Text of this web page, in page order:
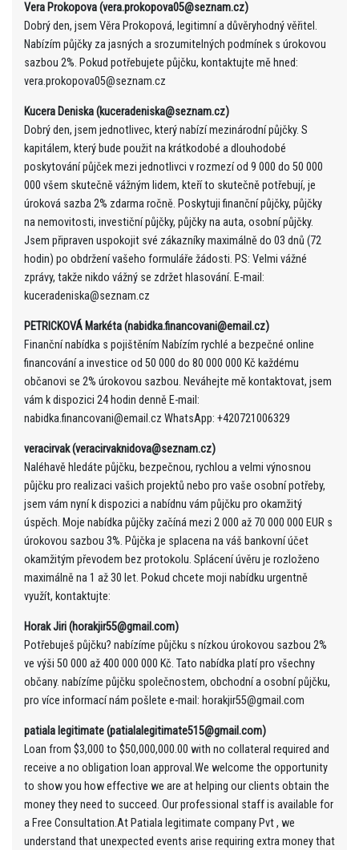
Vera Prokopova (vera.prokopova05@seznam.cz)
Dobrý den, jsem Věra Prokopová, legitimní a důvěryhodný věřitel.
Nabízím půjčky za jasných a srozumitelných podmínek s úrokovou
sazbou 2%. Pokud potřebujete půjčku, kontaktujte mě hned:
vera.prokopova05@seznam.cz
Kucera Deniska (kuceradeniska@seznam.cz)
Dobrý den, jsem jednotlivec, který nabízí mezinárodní půjčky. S
kapitálem, který bude použit na krátkodobé a dlouhodobé
poskytování půjček mezi jednotlivci v rozmezí od 9 000 do 50 000
000 všem skutečně vážným lidem, kteří to skutečně potřebují, je
úroková sazba 2% zdarma ročně. Poskytuji finanční půjčky, půjčky
na nemovitosti, investiční půjčky, půjčky na auta, osobní půjčky.
Jsem připraven uspokojit své zákazníky maximálně do 03 dnů (72
hodin) po obdržení vašeho formuláře žádosti. PS: Velmi vážné
zprávy, takže nikdo vážný se zdržet hlasování. E-mail:
kuceradeniska@seznam.cz
PETRICKOVÁ Markéta (nabidka.financovani@email.cz)
Finanční nabídka s pojištěním Nabízím rychlé a bezpečné online
financování a investice od 50 000 do 80 000 000 Kč každému
občanovi se 2% úrokovou sazbou. Neváhejte mě kontaktovat, jsem
vám k dispozici 24 hodin denně E-mail:
nabidka.financovani@email.cz WhatsApp: +420721006329
veracirvak (veracirvaknidova@seznam.cz)
Naléhavě hledáte půjčku, bezpečnou, rychlou a velmi výnosnou
půjčku pro realizaci vašich projektů nebo pro vaše osobní potřeby,
jsem vám nyní k dispozici a nabídnu vám půjčku pro okamžitý
úspěch. Moje nabídka půjčky začíná mezi 2 000 až 70 000 000 EUR s
úrokovou sazbou 3%. Půjčka je splacena na váš bankovní účet
okamžitým převodem bez protokolu. Splácení úvěru je rozloženo
maximálně na 1 až 30 let. Pokud chcete moji nabídku urgentně
využít, kontaktujte:
Horak Jiri (horakjir55@gmail.com)
Potřebuješ půjčku? nabízíme půjčku s nízkou úrokovou sazbou 2%
ve výši 50 000 až 400 000 000 Kč. Tato nabídka platí pro všechny
občany. nabízíme půjčku společnostem, obchodní a osobní půjčku,
pro více informací nám pošlete e-mail: horakjir55@gmail.com
patiala legitimate (patialalegitimate515@gmail.com)
Loan from $3,000 to $50,000,000.00 with no collateral required and
receive a no obligation loan approval.We welcome the opportunity
to show you how effective we are at helping our clients obtain the
money they need to succeed. Our professional staff is available for
a Free Consultation.At Patiala legitimate company Pvt , we
understand that unexpected events arise requiring extra money that